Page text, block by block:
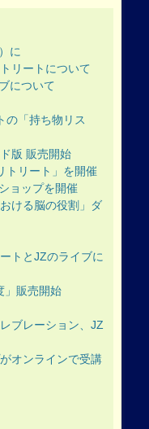
に
リートについて
について
の「持ち物リス
版 販売開始
トリート」を開催
ョップを開催
ける脳の役割」ダ
トとJZのライブに
」販売開始
ブレーション、JZ
オンラインで受講